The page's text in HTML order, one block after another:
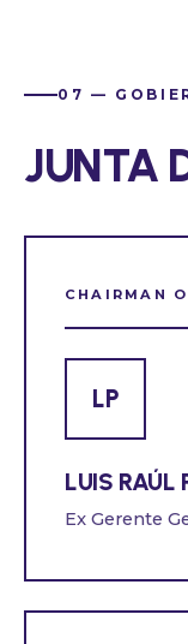
07 —
JUNTA
CHAIRMAN
LP
LUIS RAÚL
Ex Gerente